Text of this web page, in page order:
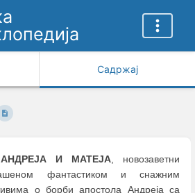
Садржај
И МАТЕЈА, новозаветни
фантастиком и снажним
о борби апостола Андреја са